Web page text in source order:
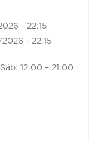
- 22:15
- 22:15
12:00 – 21:00